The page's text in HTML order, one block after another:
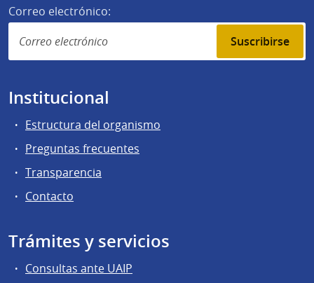
Correo electrónico:
Suscribirse
Institucional
Estructura del organismo
Preguntas frecuentes
Transparencia
Contacto
Trámites y servicios
Consultas ante UAIP